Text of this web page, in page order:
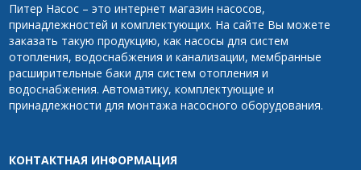
Питер Насос – это интернет магазин насосов,
принадлежностей и комплектующих. На сайте Вы можете
заказать такую продукцию, как насосы для систем
отопления, водоснабжения и канализации, мембранные
расширительные баки для систем отопления и
водоснабжения. Автоматику, комплектующие и
принадлежности для монтажа насосного оборудования.
КОНТАКТНАЯ ИНФОРМАЦИЯ